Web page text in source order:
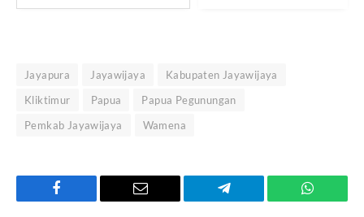
Jayapura Jayawijaya
Kabupaten Jayawijaya
Kliktimur
Papua
Papua Pegunungan
Pemkab Jayawijaya
Wamena
Facebook Email Telegram